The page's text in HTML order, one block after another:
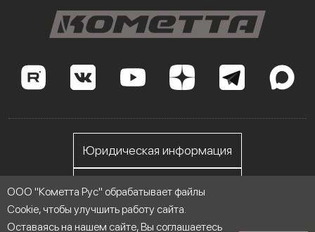
Юридическая информация
Личный кабинет
ООО "Кометта Рус" обрабатывает файлы
Cookie, чтобы улучшить работу сайта.
Оставаясь на нашем сайте, Вы соглашаетесь